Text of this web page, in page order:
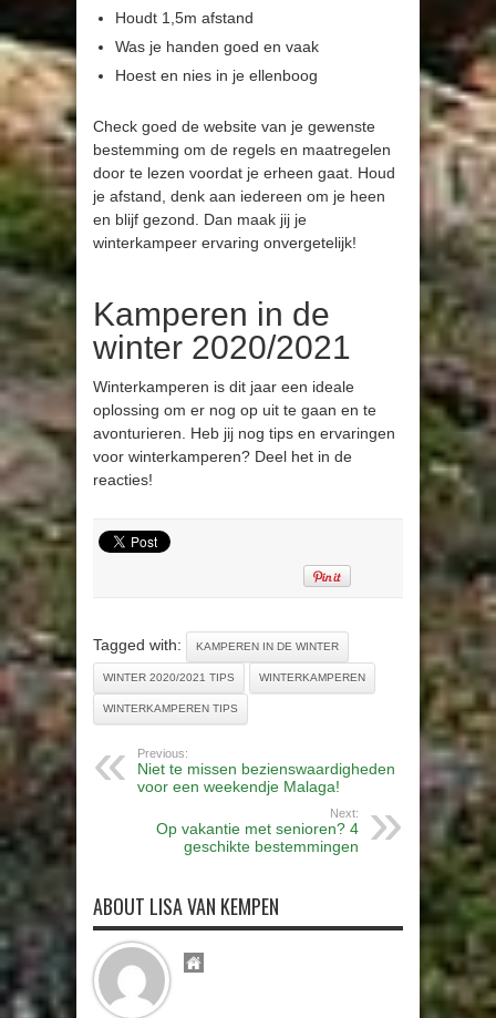
Houdt 1,5m afstand
Was je handen goed en vaak
Hoest en nies in je ellenboog
Check goed de website van je gewenste
bestemming om de regels en maatregelen
door te lezen voordat je erheen gaat. Houd
je afstand, denk aan iedereen om je heen
en blijf gezond. Dan maak jij je
winterkampeer ervaring onvergetelijk!
Kamperen in de
winter 2020/2021
Winterkamperen is dit jaar een ideale
oplossing om er nog op uit te gaan en te
avonturieren. Heb jij nog tips en ervaringen
voor winterkamperen? Deel het in de
reacties!
Tagged with: KAMPEREN IN DE WINTER
WINTER 2020/2021 TIPS WINTERKAMPEREN
WINTERKAMPEREN TIPS
Previous:
Niet te missen bezienswaardigheden
voor een weekendje Malaga!
Next:
Op vakantie met senioren? 4
geschikte bestemmingen
ABOUT LISA VAN KEMPEN